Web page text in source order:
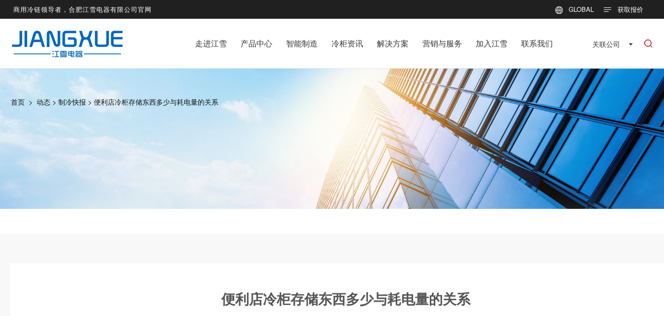
商用冷链领导者，合肥江雪电器有限公司官网 GLOBAL 获取报价
走进江雪 产品中心 智能制造 冷柜资讯 解决方案 营销与服务 加入江雪 联系我们 关联公司 
首页 > 动态 > 制冷快报 > 便利店冷柜存储东西多少与耗电量的关系
便利店冷柜存储东西多少与耗电量的关系